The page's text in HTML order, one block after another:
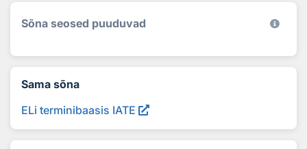
Sõna seosed puuduvad
Sama sõna
ELi terminibaasis IATE